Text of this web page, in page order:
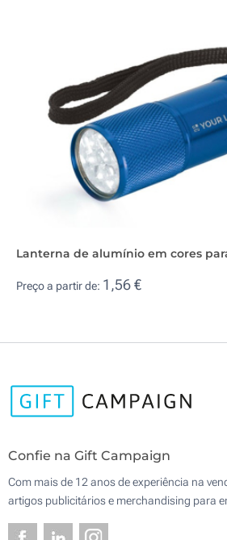
Lanterna de alumínio em cores
Preço a partir de: 1,56 €
Confie na Gift Campaign
Com mais de 12 anos de experiência na
artigos publicitários e merchandising para